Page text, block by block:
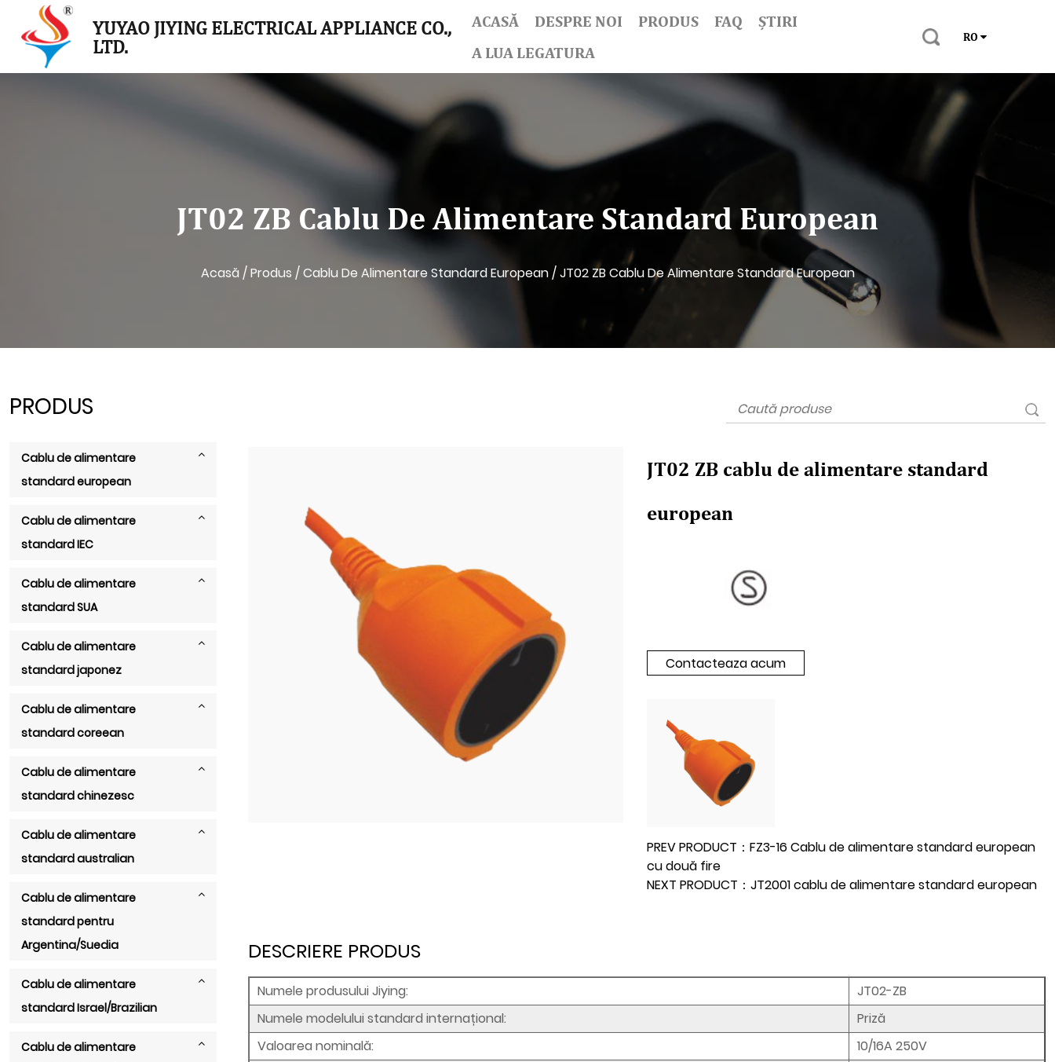
YUYAO JIYING ELECTRICAL APPLIANCE CO.,
LTD.
ACASĂ DESPRE NOI PRODUS FAQ
ȘTIRI
A LUA LEGATURA
RO
JT02 ZB Cablu De Alimentare Standard European
Acasă /Produs /Cablu De Alimentare Standard European/JT02 ZB Cablu De Alimentare Standard European
PRODUS
Cablu de alimentare
standard european
Cablu de alimentare
standard IEC
Cablu de alimentare
standard SUA
Cablu de alimentare
standard japonez
Cablu de alimentare
standard coreean
Cablu de alimentare
standard chinezesc
Cablu de alimentare
standard australian
Cablu de alimentare
standard pentru
Argentina/Suedia
Cablu de alimentare
standard Israel/Brazilian
Cablu de alimentare
JT02 ZB cablu de alimentare standard
european
Contacteaza acum
PREV PRODUCT：FZ3-16 Cablu de alimentare standard european
cu două fire
NEXT PRODUCT：JT2001 cablu de alimentare standard european
DESCRIERE PRODUS
Numele produsului Jiying:
JT02-ZB
Numele modelului standard internațional:
Priză
Valoarea nominală:
10/16A 250V